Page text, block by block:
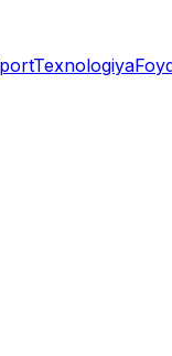
Texnologiya